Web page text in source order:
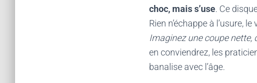
choc, mais s’use. Ce
Rien n’échappe à l’usure,
Imaginez une coupe nette,
en conviendrez, les
banalise avec l’âge.